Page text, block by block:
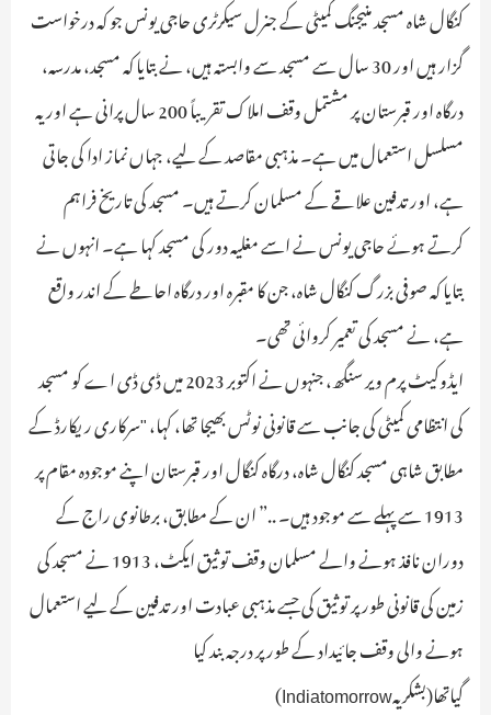
کنگال شاہ مسجد منیجنگ کمیٹی کے جنرل سیکرٹری حاجی یونس جو کہ درخواست
گزار ہیں اور 30 سال سے مسجد سے وابستہ ہیں، نے بتایا کہ مسجد، مدرسہ،
درگاہ اور قبرستان پر مشتمل وقف املاک تقریباً 200 سال پرانی ہے اور یہ
مسلسل استعمال میں ہے۔ مذہبی مقاصد کے لیے، جہاں نماز ادا کی جاتی
ہے، اور تدفین علاقے کے مسلمان کرتے ہیں۔ مسجد کی تاریخ فراہم
کرتے ہوئے حاجی یونس نے اسے مغلیہ دور کی مسجد کہا ہے۔ انہوں نے
بتایا کہ صوفی بزرگ کنگال شاہ، جن کا مقبرہ اور درگاہ احاطے کے اندر واقع
ہے، نے مسجد کی تعمیر کروائی تھی۔
ایڈوکیٹ پرم ویر سنگھ، جنہوں نے اکتوبر 2023 میں ڈی ڈی اے کو مسجد
کی انتظامی کمیٹی کی جانب سے قانونی نوٹس بھیجا تھا، کہا، "سرکاری ریکارڈ کے
مطابق شاہی مسجد کنگال شاہ، درگاہ کنگال اور قبرستان اپنے موجودہ مقام پر
1913 سے پہلے سے موجود ہیں۔ ..” ان کے مطابق، برطانوی راج کے
دوران نافذ ہونے والے مسلمان وقف توثیق ایکٹ، 1913 نے مسجد کی
زمین کی قانونی طور پر توثیق کی جسے مذہبی عبادت اور تدفین کے لیے استعمال
ہونے والی وقف جائیداد کے طور پر درجہ بند کیا
گیاتھا(بشکریہIndiatomorrow)